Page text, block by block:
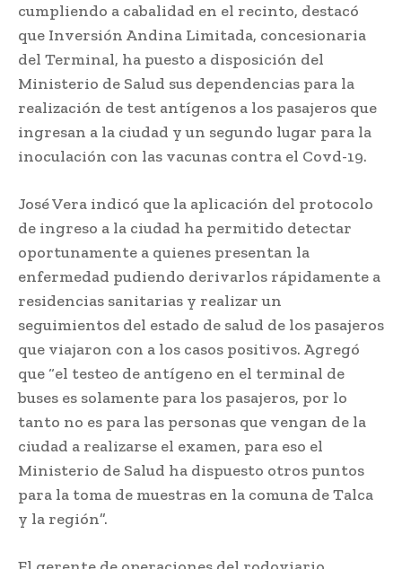
cumpliendo a cabalidad en el recinto, destacó
que Inversión Andina Limitada, concesionaria
del Terminal, ha puesto a disposición del
Ministerio de Salud sus dependencias para la
realización de test antígenos a los pasajeros que
ingresan a la ciudad y un segundo lugar para la
inoculación con las vacunas contra el Covd-19.
José Vera indicó que la aplicación del protocolo
de ingreso a la ciudad ha permitido detectar
oportunamente a quienes presentan la
enfermedad pudiendo derivarlos rápidamente a
residencias sanitarias y realizar un
seguimientos del estado de salud de los pasajeros
que viajaron con a los casos positivos. Agregó
que “el testeo de antígeno en el terminal de
buses es solamente para los pasajeros, por lo
tanto no es para las personas que vengan de la
ciudad a realizarse el examen, para eso el
Ministerio de Salud ha dispuesto otros puntos
para la toma de muestras en la comuna de Talca
y la región”.